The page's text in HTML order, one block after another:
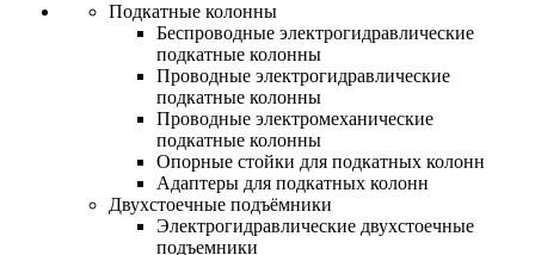
Подкатные колонны
Беспроводные электрогидравлические
подкатные колонны
Проводные электрогидравлические
подкатные колонны
Проводные электромеханические
подкатные колонны
Опорные стойки для подкатных колонн
Адаптеры для подкатных колонн
Двухстоечные подъёмники
Электрогидравлические двухстоечные
подъемники